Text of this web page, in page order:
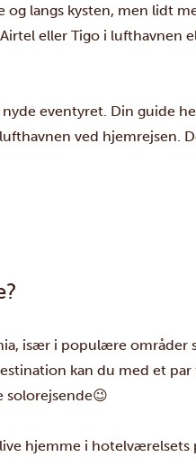
langs kysten, men lidt
eller Tigo i lufthavnen
nyde eventyret. Din guide
ved hjemrejsen.
især i populære områder
kan du med et
solorejsende😉
hjemme i hotelværelsets